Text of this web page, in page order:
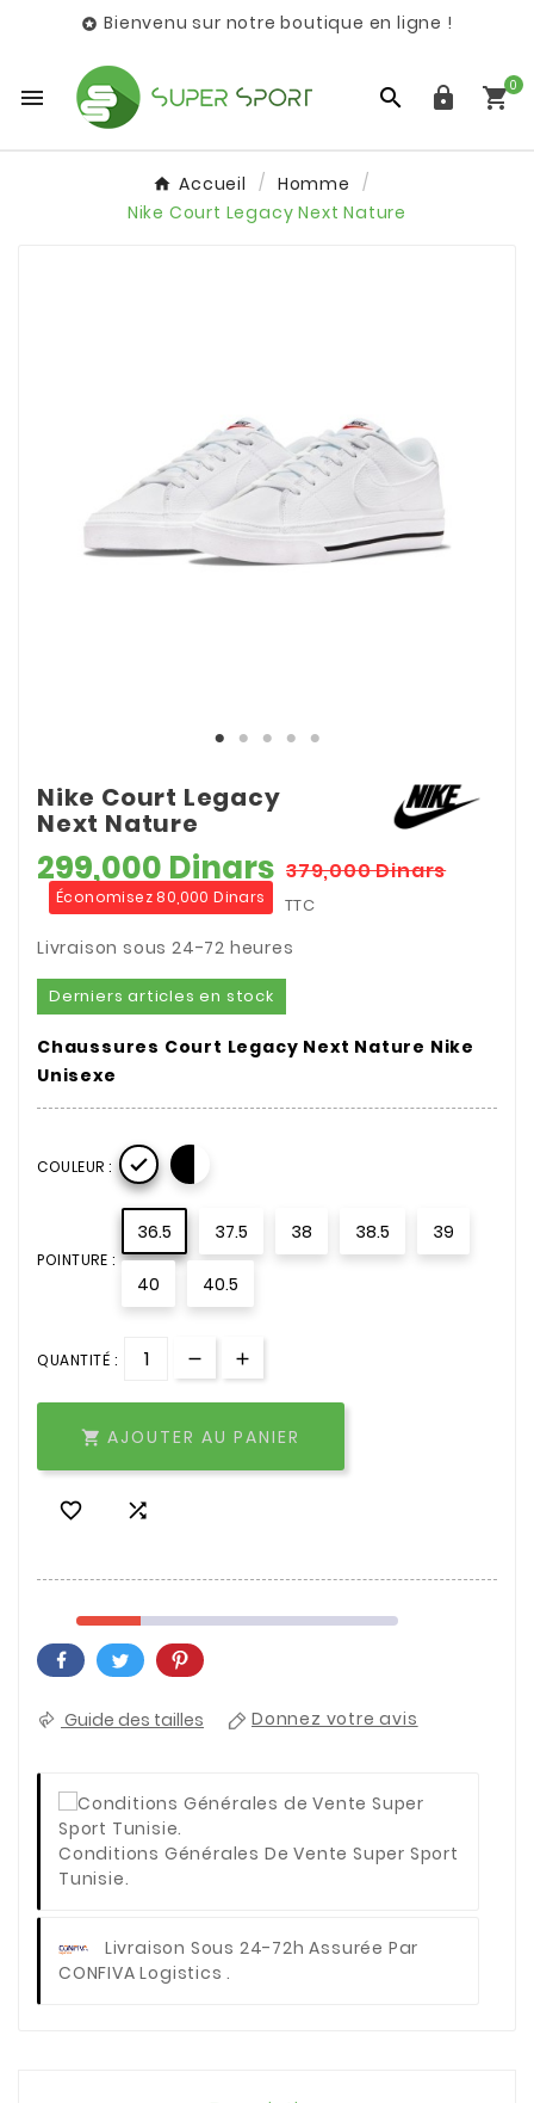
 Bienvenu sur notre boutique en ligne !
   0
Accueil
Homme
Nike Court Legacy Next Nature
Nike Court Legacy
Next Nature
299,000 Dinars 379,000 Dinars
Économisez 80,000 Dinars TTC
Livraison sous 24-72 heures
Derniers articles en stock
Chaussures Court Legacy Next Nature Nike
Unisexe
COULEUR : 
POINTURE :
36.5 37.5 38 38.5 39
40 40.5
QUANTITÉ :
 AJOUTER AU PANIER
 
Guide des tailles Donnez votre avis
Conditions Générales De Vente Super Sport
Tunisie.
Livraison Sous 24-72h Assurée Par
CONFIVA Logistics .